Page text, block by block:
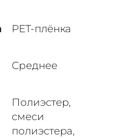
PET-плёнка
Среднее
Полиэстер,
смеси
полиэстера,